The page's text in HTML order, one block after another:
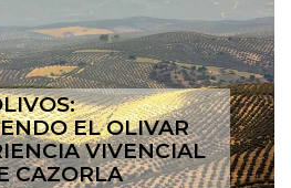
EL OLIVAR
VIVENCIAL
CAZORLA